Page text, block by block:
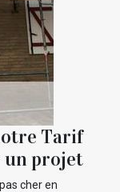
Tarif
un projet
cher en